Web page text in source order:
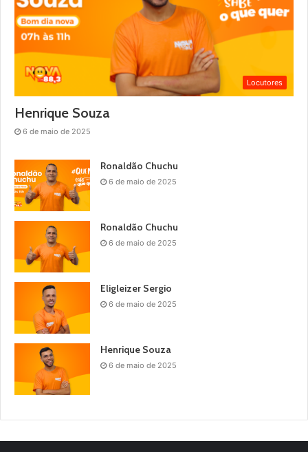
Locutores
Henrique Souza
6 de maio de 2025
Ronaldão Chuchu
6 de maio de 2025
Ronaldão Chuchu
6 de maio de 2025
Eligleizer Sergio
6 de maio de 2025
Henrique Souza
6 de maio de 2025